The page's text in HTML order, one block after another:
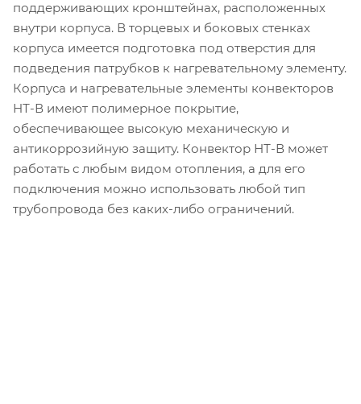
поддерживающих кронштейнах, расположенных
внутри корпуса. В торцевых и боковых стенках
корпуса имеется подготовка под отверстия для
подведения патрубков к нагревательному элементу.
Корпуса и нагревательные элементы конвекторов
НТ-В имеют полимерное покрытие,
обеспечивающее высокую механическую и
антикоррозийную защиту. Конвектор НТ-В может
работать с любым видом отопления, а для его
подключения можно использовать любой тип
трубопровода без каких-либо ограничений.